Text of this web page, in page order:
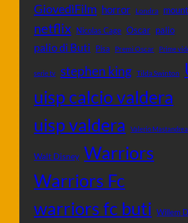
GiovedìFilm horror Londra
netflix Nicolas Cage Oscar palio
palio di Buti Pisa Premi Oscar Prime
serie tv stephen king Tilda Swinton
uisp calcio valdera
uisp valdera
Valerio Mastandrea
Walt Disney Warriors
Warriors Fc
warriors fc buti Willem